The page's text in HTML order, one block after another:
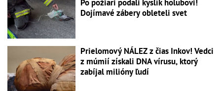
Po požiari podali kyslík holubovi!
Dojímavé zábery obleteli svet
Prielomový NÁLEZ z čias Inkov! Vedci
z múmií získali DNA vírusu, ktorý
zabíjal milióny ľudí